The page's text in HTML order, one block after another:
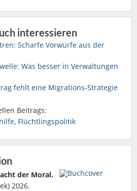
interessieren
Scharfe Vorwürfe aus der
Was besser in Verwaltungen
fehlt eine Migrations-Strategie
Beitrags:
, Flüchtlingspolitik
der Moral.
2026.